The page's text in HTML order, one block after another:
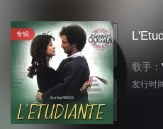
专辑
歌手：
发行时